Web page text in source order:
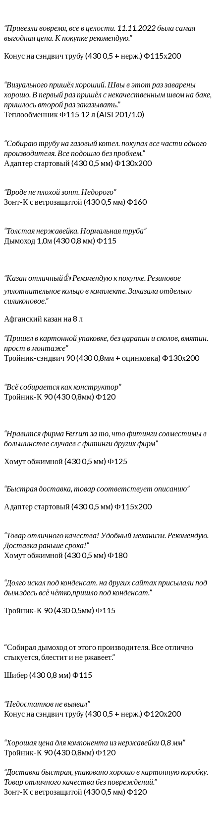
“Привезли вовремя, все в целости. 11.11.2022 была самая
выгодная цена. К покупке рекомендую.”
Конус на сэндвич трубу (430 0,5 + нерж.) Ф115х200
“Визуального пришёл хороший. Швы в этот раз заварены
хорошо. В первый раз пришёл с некачественным швом на баке,
пришлось второй раз заказывать.”
Теплообменник Ф115 12 л (AISI 201/1.0)
“Собираю трубу на газовый котел. покупал все части одного
производителя. Все подошло без проблем.”
Адаптер стартовый (430 0,5 мм) Ф130х200
“Вроде не плохой зонт. Недорого”
Зонт-К с ветрозащитой (430 0,5 мм) Ф160
“Толстая нержавейка. Нормальная труба”
Дымоход 1,0м (430 0,8 мм) Ф115
“Казан отличный👍 Рекомендую к покупке. Резиновое
уплотнительное кольцо в комплекте. Заказала отдельно
силиконовое.”
Афганский казан на 8 л
“Пришел в картонной упаковке, без царапин и сколов, вмятин.
прост в монтаже”
Тройник-сэндвич 90 (430 0,8мм + оцинковка) Ф130х200
“Всё собирается как конструктор”
Тройник-К 90 (430 0,8мм) Ф120
“Нравится фирма Ferrum за то, что фитинги совместимы в
большинстве случаев с фитинги других фирм”
Хомут обжимной (430 0,5 мм) Ф125
“Быстрая доставка, товар соответствует описанию”
Адаптер стартовый (430 0,5 мм) Ф115х200
“Товар отличного качества! Удобный механизм. Рекомендую.
Доставка раньше срока!”
Хомут обжимной (430 0,5 мм) Ф180
“Долго искал под конденсат. на других сайтах присылали под
дым.здесь всё чётко,пришло под конденсат.”
Тройник-К 90 (430 0,5мм) Ф115
“Собирал дымоход от этого производителя. Все отлично
стыкуется, блестит и не ржавеет.”
Шибер (430 0,8 мм) Ф115
“Недостатков не выявил”
Конус на сэндвич трубу (430 0,5 + нерж.) Ф120х200
“Хорошая цена для компонента из нержавейки 0,8 мм”
Тройник-К 90 (430 0,8мм) Ф120
“Доставка быстрая, упаковано хорошо в картонную коробку.
Товар отличного качества без повреждений.”
Зонт-К с ветрозащитой (430 0,5 мм) Ф120